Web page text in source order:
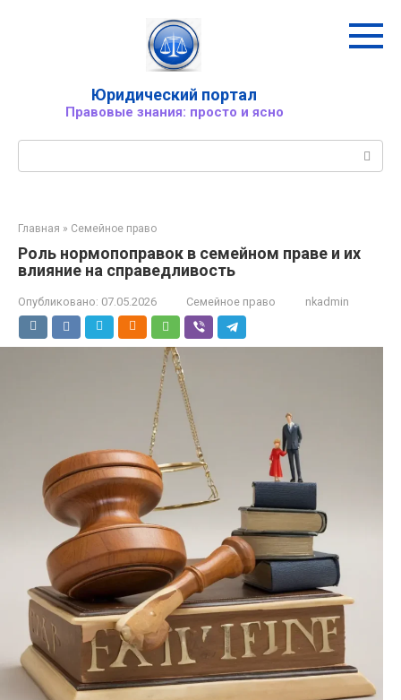
Юридический портал
Правовые знания: просто и ясно
Главная » Семейное право
Роль нормопоправок в семейном праве и их
влияние на справедливость
Опубликовано: 07.05.2026 Семейное право nkadmin